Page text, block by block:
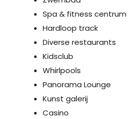
Spa & fitness centrum
Hardloop track
Diverse restaurants
Kidsclub
Whirlpools
Panorama Lounge
Kunst galerij
Casino